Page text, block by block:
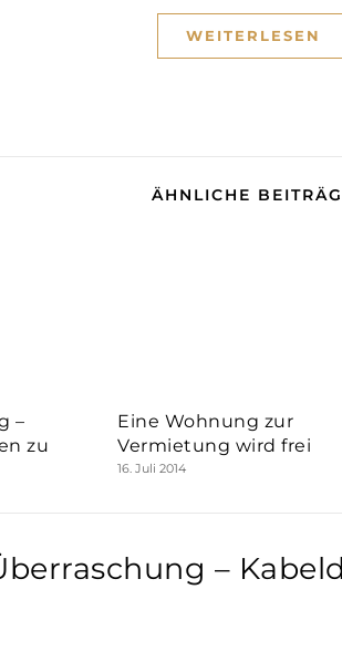
WEITERLESEN
ÄHNLICHE
–
zu
Eine Wohnung zur
Vermietung wird frei
16. Juli 2014
–